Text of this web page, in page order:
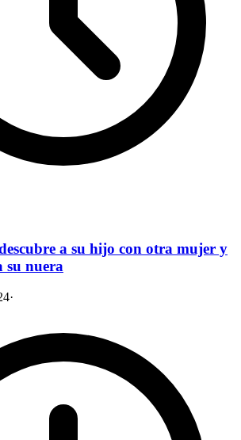
a su hijo con otra mujer y
su nuera
·